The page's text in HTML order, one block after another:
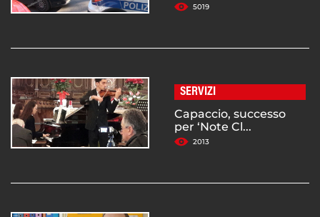
5019
SERVIZI
Capaccio, successo
per ‘Note Cl...
2013